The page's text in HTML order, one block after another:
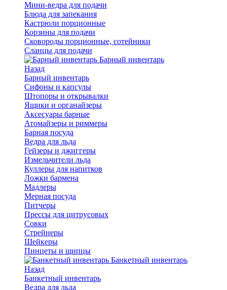
Мини-ведра для подачи
Блюда для запекания
Кастрюли порционные
Корзины для подачи
Сковороды порционные, сотейники
Сланцы для подачи
Барный инвентарь
Назад
Барный инвентарь
Сифоны и капсулы
Штопоры и открывалки
Ящики и органайзеры
Аксесуары барные
Атомайзеры и риммеры
Барная посуда
Ведра для льда
Гейзеры и джиггеры
Измельчители льда
Куллеры для напитков
Ложки бармена
Мадлеры
Мерная посуда
Питчеры
Прессы для цитрусовых
Совки
Стрейнеры
Шейкеры
Пинцеты и щипцы
Банкетный инвентарь
Назад
Банкетный инвентарь
Ведра для льда